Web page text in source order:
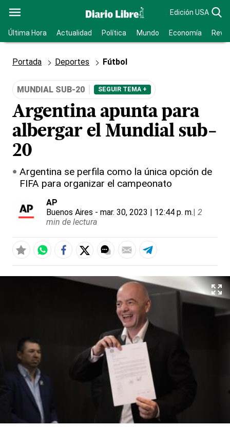
Edición USA
Última Hora Actualidad Política Mundo Economía
Portada Deportes Fútbol
MUNDIAL SUB-20 SEGUIR TEMA +
Argentina apunta para
albergar el Mundial sub-
20
Argentina se perfila como la única opción de
FIFA para organizar el campeonato
AP
Buenos Aires - mar. 30, 2023 | 12:44 p. m.| 2
min de lectura